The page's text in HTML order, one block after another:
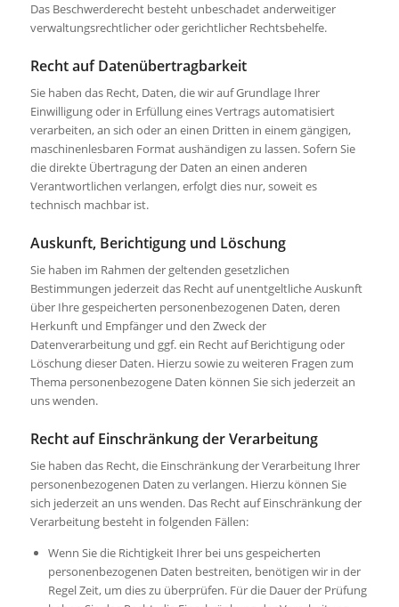
Das Beschwerderecht besteht unbeschadet anderweitiger
verwaltungsrechtlicher oder gerichtlicher Rechtsbehelfe.
Recht auf Daten­übertrag­barkeit
Sie haben das Recht, Daten, die wir auf Grundlage Ihrer
Einwilligung oder in Erfüllung eines Vertrags automatisiert
verarbeiten, an sich oder an einen Dritten in einem gängigen,
maschinenlesbaren Format aushändigen zu lassen. Sofern Sie
die direkte Übertragung der Daten an einen anderen
Verantwortlichen verlangen, erfolgt dies nur, soweit es
technisch machbar ist.
Auskunft, Berichtigung und Löschung
Sie haben im Rahmen der geltenden gesetzlichen
Bestimmungen jederzeit das Recht auf unentgeltliche Auskunft
über Ihre gespeicherten personenbezogenen Daten, deren
Herkunft und Empfänger und den Zweck der
Datenverarbeitung und ggf. ein Recht auf Berichtigung oder
Löschung dieser Daten. Hierzu sowie zu weiteren Fragen zum
Thema personenbezogene Daten können Sie sich jederzeit an
uns wenden.
Recht auf Einschränkung der Verarbeitung
Sie haben das Recht, die Einschränkung der Verarbeitung Ihrer
personenbezogenen Daten zu verlangen. Hierzu können Sie
sich jederzeit an uns wenden. Das Recht auf Einschränkung der
Verarbeitung besteht in folgenden Fällen:
Wenn Sie die Richtigkeit Ihrer bei uns gespeicherten
personenbezogenen Daten bestreiten, benötigen wir in der
Regel Zeit, um dies zu überprüfen. Für die Dauer der Prüfung